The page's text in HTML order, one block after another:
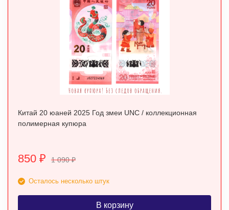
Китай 20 юаней 2025 Год змеи UNC / коллекционная
полимерная купюра
850 ₽ 1 090₽
Осталось несколько штук
В корзину